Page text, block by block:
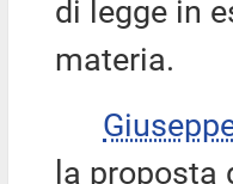
di legge in
materia.
la